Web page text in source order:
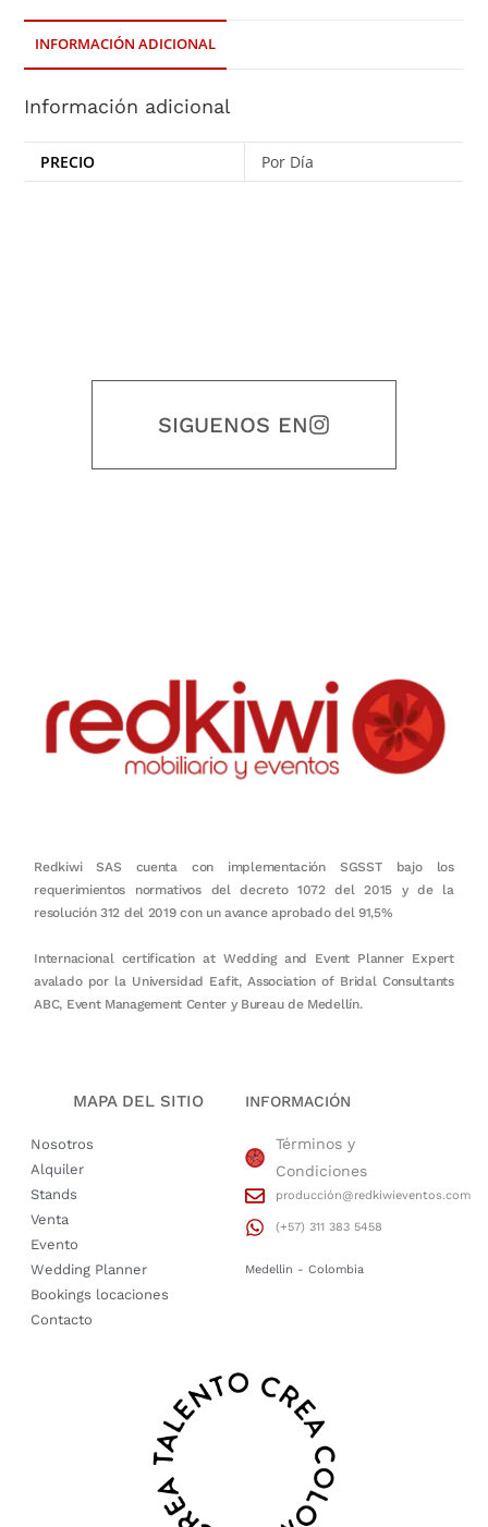
INFORMACIÓN ADICIONAL
Información adicional
PRECIO Por Día
SIGUENOS EN
Redkiwi SAS cuenta con implementación SGSST bajo los
requerimientos normativos del decreto 1072 del 2015 y de la
resolución 312 del 2019 con un avance aprobado del 91,5%
Internacional certification at Wedding and Event Planner Expert
avalado por la Universidad Eafit, Association of Bridal Consultants
ABC, Event Management Center y Bureau de Medellín.
MAPA DEL SITIO
Nosotros
Alquiler
Stands
Venta
Evento
Wedding Planner
Bookings locaciones
Contacto
INFORMACIÓN
Términos y
Condiciones
producción@redkiwieventos.com
(+57) 311 383 5458
Medellin - Colombia